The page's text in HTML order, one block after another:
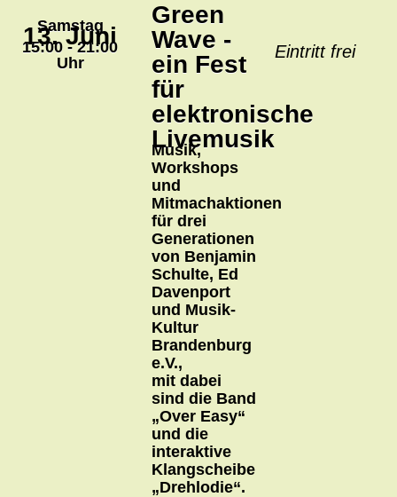
Samstag
13. Juni
15:00 - 21:00
Uhr
Green
Wave -
ein Fest
für
elektronische
Livemusik
Musik,
Workshops
und
Mitmachaktionen
für drei
Generationen
von Benjamin
Schulte, Ed
Davenport
und Musik-
Kultur
Brandenburg
e.V.,
mit dabei
sind die Band
„Over Easy“
und die
interaktive
Klangscheibe
„Drehlodie“.
Eintritt frei